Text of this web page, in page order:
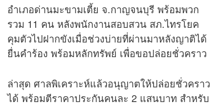
อำเภอด่านมะขามเตี้ย จ.กาญจนบุรี พร้อมพวก
รวม 11 คน หลังพนักงานสอบสวน สภ.ไทรโยค
คุมตัวไปฝากขังเมื่อช่วงบ่ายที่ผ่านมาหลังญาติได้
ยื่นคำร้อง พร้อมหลักทรัพย์ เพื่อขอปล่อยชั่วคราว
ล่าสุด ศาลพิเคราะห์แล้วอนุญาตให้ปล่อยชั่วคราว
ได้ พร้อมตีราคาประกันคนละ 2 แสนบาท สำหรับ